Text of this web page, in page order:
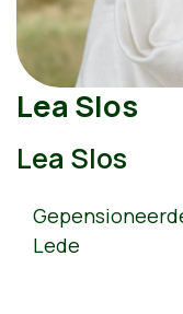
Lea Slos
Lea Slos
Lede